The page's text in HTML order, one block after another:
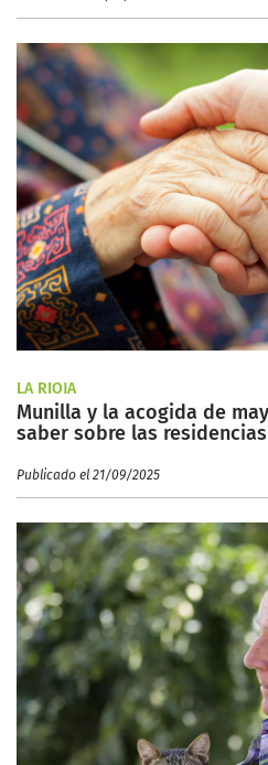
LA RIOJA
Munilla y la acogida de
saber sobre las residencias
Publicado el 21/09/2025